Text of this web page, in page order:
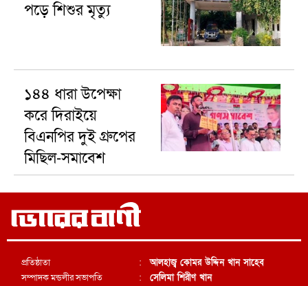
পড়ে শিশুর মৃত্যু
১৪৪ ধারা উপেক্ষা
করে দিরাইয়ে
বিএনপির দুই গ্রুপের
মিছিল-সমাবেশ
প্রতিষ্ঠাতা
সম্পাদক মন্ডলীর সভাপতি
:
:
আলহাজ্ব কোমর উদ্দিন খান সাহেব
সেলিমা শিরীণ খান